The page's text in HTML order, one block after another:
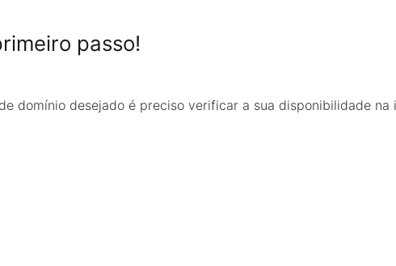
passo!
domínio desejado é preciso verificar a sua disponibilidade na